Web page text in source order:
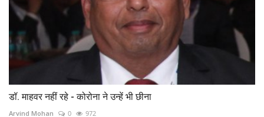
डॉ. माहवर नहीं रहे - कोरोना ने उन्हें भी छीना
Arvind Mohan 0 972